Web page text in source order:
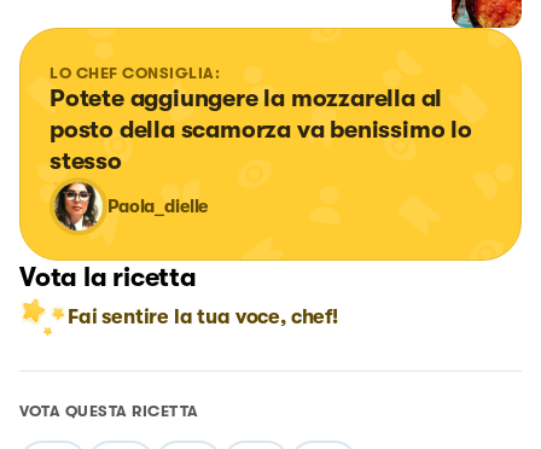
LO CHEF CONSIGLIA:
Potete aggiungere la mozzarella al
posto della scamorza va benissimo lo
stesso
Paola_dielle
Vota la ricetta
Fai sentire la tua voce, chef!
VOTA QUESTA RICETTA